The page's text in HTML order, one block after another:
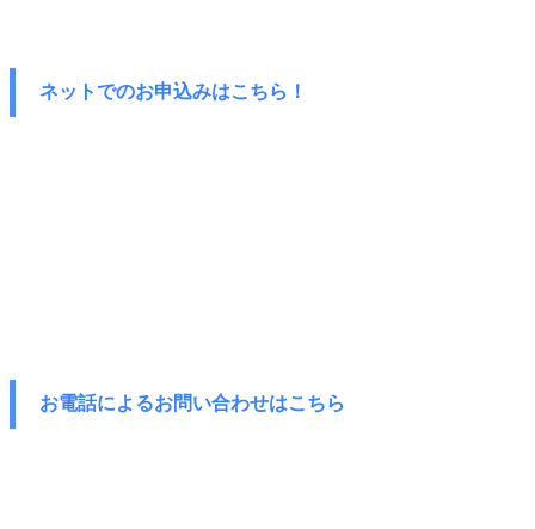
ネットでのお申込みはこちら！
お電話によるお問い合わせはこちら